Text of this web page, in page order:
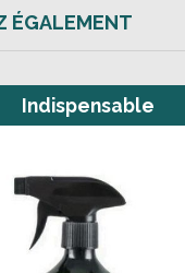
ÉGALEMENT
Indispensable